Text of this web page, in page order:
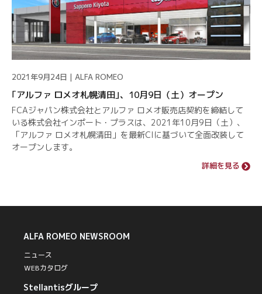
2021年9月24日 | ALFA ROMEO
｢アルファ ロメオ札幌清田｣、10月9日（土）オープン
FCAジャパン株式会社とアルファ ロメオ販売店契約を締結して
いる株式会社インポート・プラスは、2021年10月9日（土）、
「アルファ ロメオ札幌清田」を最新CIに基づいて全面改装して
オープンします。
詳細を見る
ALFA ROMEO NEWSROOM
ニュース
WEBカタログ
Stellantisグループ